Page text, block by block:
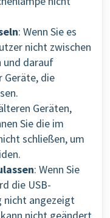
: Wenn Sie es
nicht zwischen
und darauf
Geräte, die
Geräten,
Sie die im
schließen, um
: Wenn Sie
die USB-
nicht angezeigt
nicht geändert